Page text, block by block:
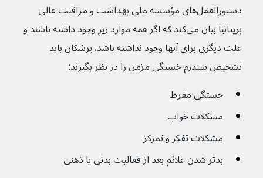
دستورالعمل‌های مؤسسه ملی بهداشت و مراقبت عالی
بریتانیا بیان می‌کند که اگر همه موارد زیر وجود داشته باشند و
علت دیگری برای آنها وجود نداشته باشد٬ پزشکان باید
تشخیص سندرم خستگی مزمن را در نظر بگیرند:
خستگی مفرط
مشکلات خواب
مشکلات تفکر و تمرکز
بدتر شدن علائم بعد از فعالیت بدنی یا ذهنی